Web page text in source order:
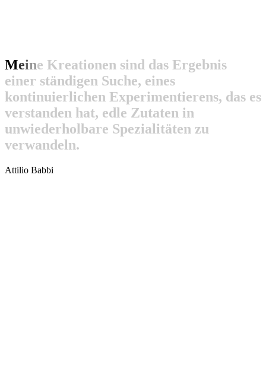
Meine Kreationen sind das Ergebnis
einer ständigen Suche, eines
kontinuierlichen Experimentierens, das es
verstanden hat, edle Zutaten in
unwiederholbare Spezialitäten zu
verwandeln.
Attilio Babbi